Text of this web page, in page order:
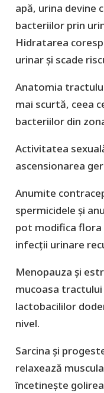
apă, urina devine
bacteriilor prin
Hidratarea
urinar și scade
Anatomia
mai scurtă, ceea
bacteriilor din
Activitatea
ascensionarea
Anumite
spermicidele și
pot modifica flora
infecții urinare
Menopauza și
mucoasa tractului
lactobacililor
nivel.
Sarcina și
relaxează
încetinește